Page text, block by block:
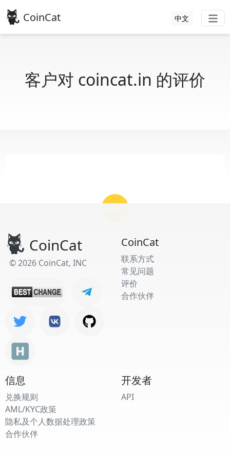
CoinCat 中文
客户对 coincat.in 的评价
CoinCat
© 2026 CoinCat, INC
CoinCat
联系方式
常见问题
评价
合作伙伴
信息
兑换规则
AML/KYC政策
隐私及个人数据处理政策
合作伙伴
开发者
API